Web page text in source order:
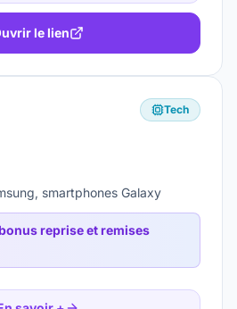
le lien
Tech
smartphones Galaxy
reprise et remises